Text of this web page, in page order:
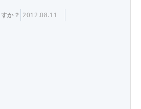
か？ 2012.08.11